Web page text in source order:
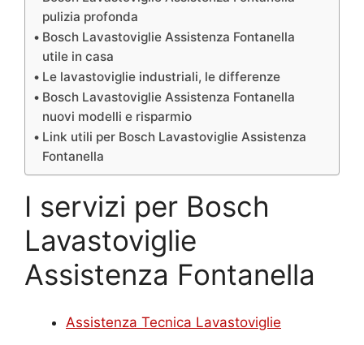
pulizia profonda
Bosch Lavastoviglie Assistenza Fontanella
utile in casa
Le lavastoviglie industriali, le differenze
Bosch Lavastoviglie Assistenza Fontanella
nuovi modelli e risparmio
Link utili per Bosch Lavastoviglie Assistenza
Fontanella
I servizi per Bosch
Lavastoviglie
Assistenza Fontanella
Assistenza Tecnica Lavastoviglie